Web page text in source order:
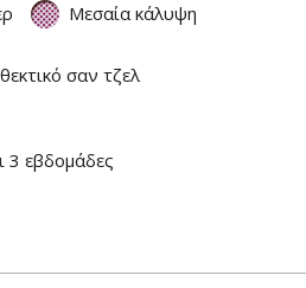
Μεσαία κάλυψη
σαν τζελ
3 εβδομάδες